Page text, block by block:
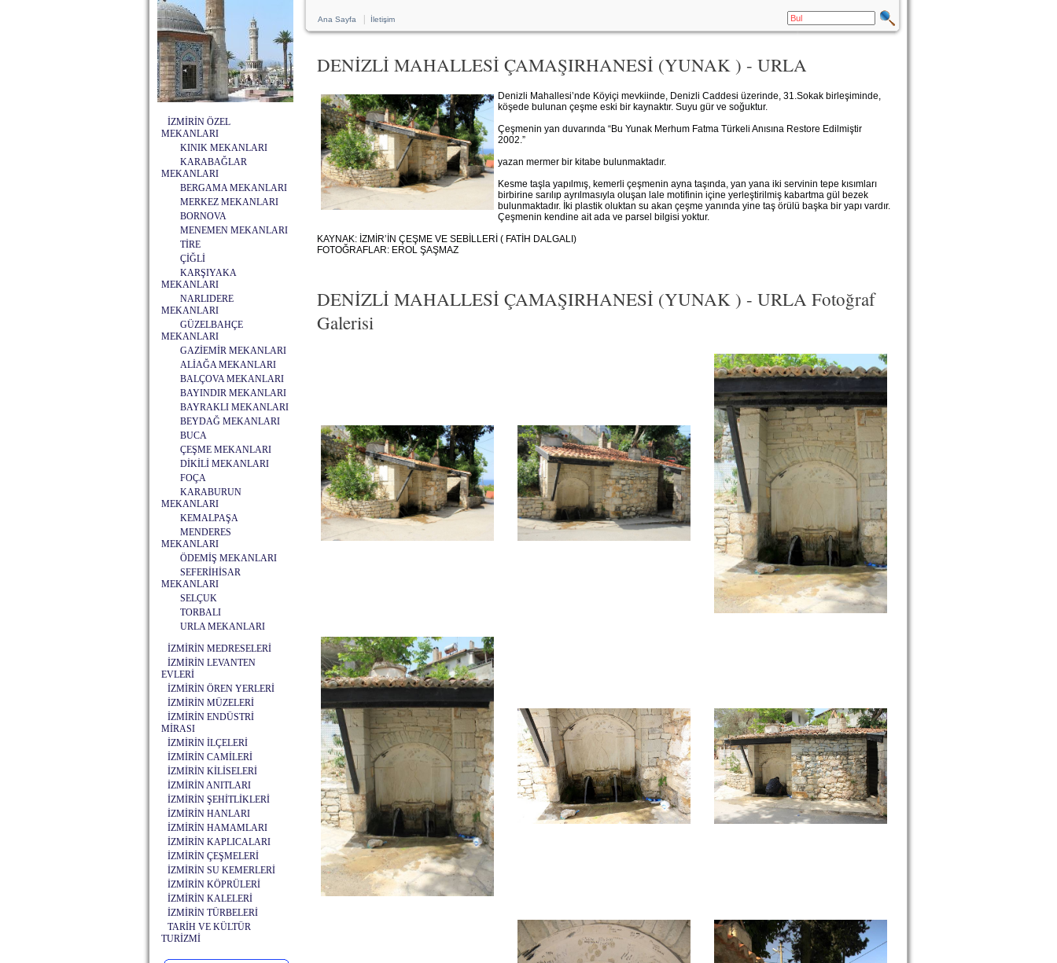
İZMİRİN ÖZEL
MEKANLARI
KINIK MEKANLARI
KARABAĞLAR
MEKANLARI
BERGAMA MEKANLARI
MERKEZ MEKANLARI
BORNOVA
MENEMEN MEKANLARI
TİRE
ÇİĞLİ
KARŞIYAKA
MEKANLARI
NARLIDERE
MEKANLARI
GÜZELBAHÇE
MEKANLARI
GAZİEMİR MEKANLARI
ALİAĞA MEKANLARI
BALÇOVA MEKANLARI
BAYINDIR MEKANLARI
BAYRAKLI MEKANLARI
BEYDAĞ MEKANLARI
BUCA
ÇEŞME MEKANLARI
DİKİLİ MEKANLARI
FOÇA
KARABURUN
MEKANLARI
KEMALPAŞA
MENDERES
MEKANLARI
ÖDEMİŞ MEKANLARI
SEFERİHİSAR
MEKANLARI
SELÇUK
TORBALI
URLA MEKANLARI
İZMİRİN MEDRESELERİ
İZMİRİN LEVANTEN
EVLERİ
İZMİRİN ÖREN YERLERİ
İZMİRİN MÜZELERİ
İZMİRİN ENDÜSTRİ
MİRASI
İZMİRİN İLÇELERİ
İZMİRİN CAMİLERİ
İZMİRİN KİLİSELERİ
İZMİRİN ANITLARI
İZMİRİN ŞEHİTLİKLERİ
İZMİRİN HANLARI
İZMİRİN HAMAMLARI
İZMİRİN KAPLICALARI
İZMİRİN ÇEŞMELERİ
İZMİRİN SU KEMERLERİ
İZMİRİN KÖPRÜLERİ
İZMİRİN KALELERİ
İZMİRİN TÜRBELERİ
TARİH VE KÜLTÜR
TURİZMİ
Ana Sayfa İletişim
DENİZLİ MAHALLESİ ÇAMAŞIRHANESİ (YUNAK ) - URLA
Denizli Mahallesi’nde Köyiçi mevkiinde, Denizli Caddesi üzerinde, 31.Sokak birleşiminde,
köşede bulunan çeşme eski bir kaynaktır. Suyu gür ve soğuktur.
Çeşmenin yan duvarında “Bu Yunak Merhum Fatma Türkeli Anısına Restore Edilmiştir
2002.”
yazan mermer bir kitabe bulunmaktadır.
Kesme taşla yapılmış, kemerli çeşmenin ayna taşında, yan yana iki servinin tepe kısımları
birbirine sarılıp ayrılmasıyla oluşan lale motifinin içine yerleştirilmiş kabartma gül bezek
bulunmaktadır. İki plastik oluktan su akan çeşme yanında yine taş örülü başka bir yapı vardır.
Çeşmenin kendine ait ada ve parsel bilgisi yoktur.
KAYNAK: İZMİR’İN ÇEŞME VE SEBİLLERİ ( FATİH DALGALI)
FOTOĞRAFLAR: EROL ŞAŞMAZ
DENİZLİ MAHALLESİ ÇAMAŞIRHANESİ (YUNAK ) - URLA Fotoğraf
Galerisi